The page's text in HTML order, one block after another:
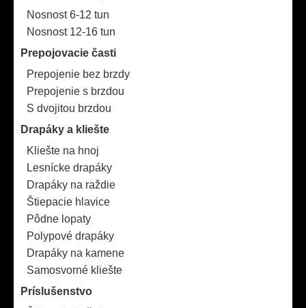
Nosnost 6-12 tun
Nosnost 12-16 tun
Prepojovacie časti
Prepojenie bez brzdy
Prepojenie s brzdou
S dvojitou brzdou
Drapáky a kliešte
Kliešte na hnoj
Lesnícke drapáky
Drapáky na raždie
Štiepacie hlavice
Pôdne lopaty
Polypové drapáky
Drapáky na kamene
Samosvorné kliešte
Príslušenstvo